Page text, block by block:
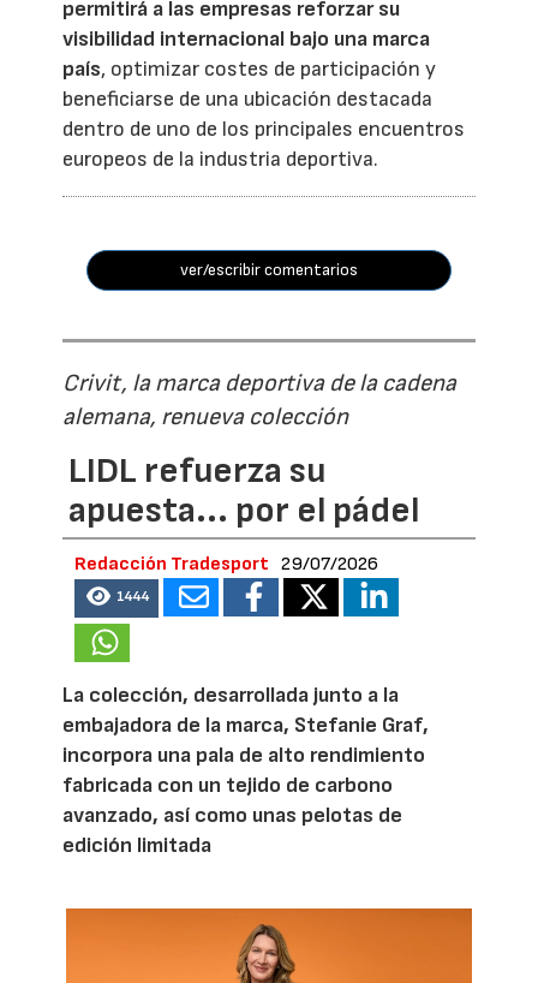
permitirá a las empresas reforzar su
visibilidad internacional bajo una marca
país, optimizar costes de participación y
beneficiarse de una ubicación destacada
dentro de uno de los principales encuentros
europeos de la industria deportiva.
ver/escribir comentarios
Crivit, la marca deportiva de la cadena
alemana, renueva colección
LIDL refuerza su
apuesta... por el pádel
Redacción Tradesport 29/07/2026
1444
La colección, desarrollada junto a la
embajadora de la marca, Stefanie Graf,
incorpora una pala de alto rendimiento
fabricada con un tejido de carbono
avanzado, así como unas pelotas de
edición limitada